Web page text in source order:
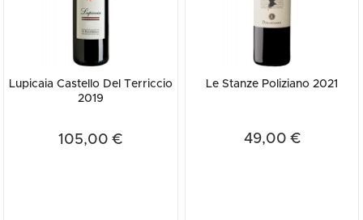
Lupicaia Castello Del Terriccio
2019
105,00 €
Le Stanze Poliziano 2021
49,00 €